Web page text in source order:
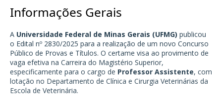
Informações Gerais
A Universidade Federal de Minas Gerais (UFMG) publicou
o Edital nº 2830/2025 para a realização de um novo Concurso
Público de Provas e Títulos. O certame visa ao provimento de
vaga efetiva na Carreira do Magistério Superior,
especificamente para o cargo de Professor Assistente, com
lotação no Departamento de Clínica e Cirurgia Veterinárias da
Escola de Veterinária.